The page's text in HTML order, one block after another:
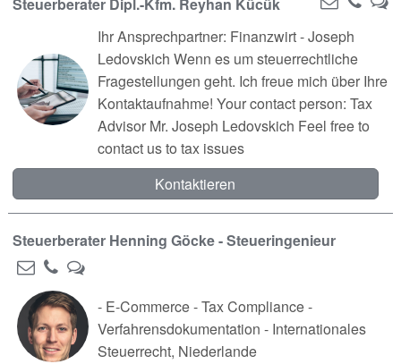
Ihr Ansprechpartner: Finanzwirt - Joseph
Ledovskich Wenn es um steuerrechtliche
Fragestellungen geht. Ich freue mich über Ihre
Kontaktaufnahme! Your contact person: Tax
Advisor Mr. Joseph Ledovskich Feel free to
contact us to tax issues
Kontaktieren
Steuerberater Henning Göcke - Steueringenieur
- E-Commerce - Tax Compliance -
Verfahrensdokumentation - Internationales
Steuerrecht, Niederlande